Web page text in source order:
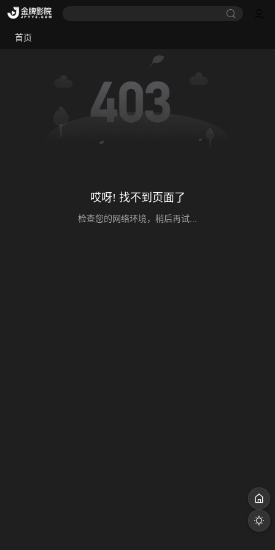
首页
哎呀! 找不到页面了
检查您的网络环境，稍后再试...